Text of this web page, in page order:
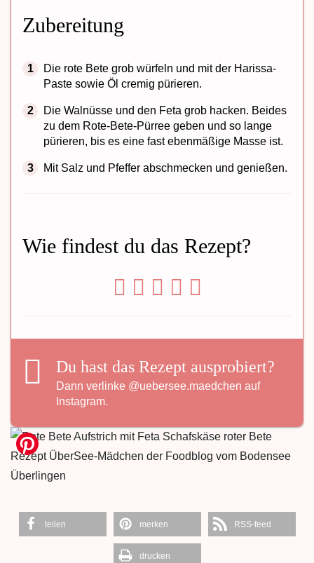
Zubereitung
Die rote Bete grob würfeln und mit der Harissa-
Paste sowie Öl cremig pürieren.
Die Walnüsse und den Feta grob hacken. Beides
zu dem Rote-Bete-Pürree geben und so lange
pürieren, bis es eine fast ebenmäßige Masse ist.
Mit Salz und Pfeffer abschmecken und genießen.
Wie findest du das Rezept?
Du hast das Rezept ausprobiert?
Dann verlinke @uebersee.maedchen auf
Instagram.
teilen merken RSS-feed
drucken